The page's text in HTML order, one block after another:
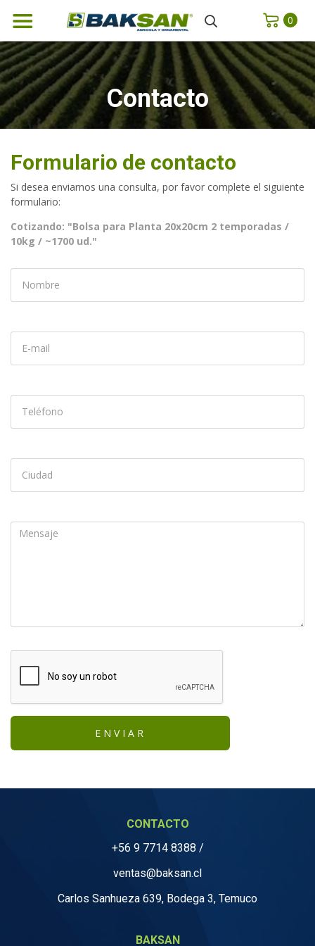
0
Contacto
Formulario de contacto
Si desea enviarnos una consulta, por favor complete el siguiente
formulario:
Cotizando: "Bolsa para Planta 20x20cm 2 temporadas /
10kg / ~1700 ud."
CONTACTO
+56 9 7714 8388 /
ventas@baksan.cl
Carlos Sanhueza 639, Bodega 3, Temuco
BAKSAN